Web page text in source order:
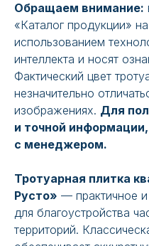
Обращаем внимание:
«Каталог продукции»
использованием
интеллекта и носят
Фактический цвет
незначительно
изображениях. Для
и точной
с менеджером.
Тротуарная плитка
Русто» — практичное
для благоустройства
территорий.